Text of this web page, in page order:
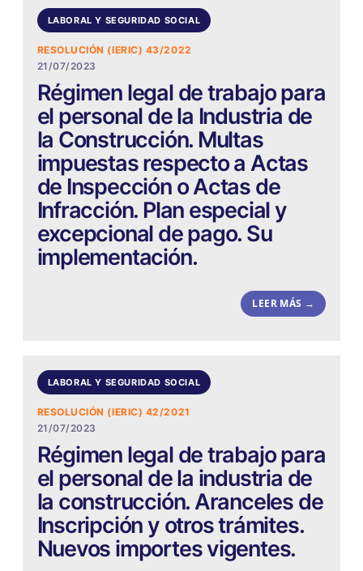
LABORAL Y SEGURIDAD SOCIAL
RESOLUCIÓN (IERIC) 43/2022
21/07/2023
Régimen legal de trabajo para
el personal de la Industria de
la Construcción. Multas
impuestas respecto a Actas
de Inspección o Actas de
Infracción. Plan especial y
excepcional de pago. Su
implementación.
LEER MÁS →
LABORAL Y SEGURIDAD SOCIAL
RESOLUCIÓN (IERIC) 42/2021
21/07/2023
Régimen legal de trabajo para
el personal de la industria de
la construcción. Aranceles de
Inscripción y otros trámites.
Nuevos importes vigentes.